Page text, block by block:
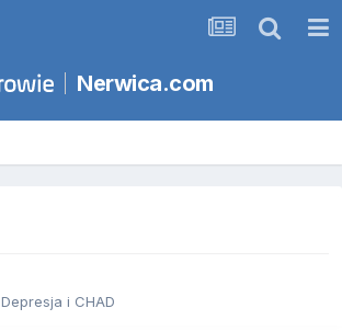
Nerwica.com
Depresja i CHAD